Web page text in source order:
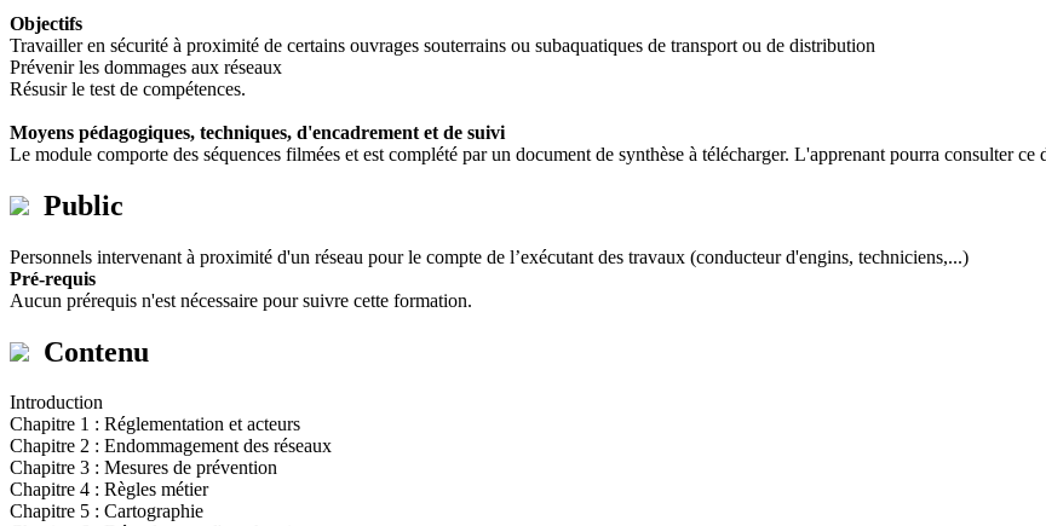
Objectifs
Travailler en sécurité à proximité de certains ouvrages souterrains ou subaquatiques de transport ou de distribution
Prévenir les dommages aux réseaux
Résusir le test de compétences.
Moyens pédagogiques, techniques, d'encadrement et de suivi
Le module comporte des séquences filmées et est complété par un document de synthèse à télécharger. L'apprenant pourra consulter ce
Public
Personnels intervenant à proximité d'un réseau pour le compte de l’exécutant des travaux (conducteur d'engins, techniciens,...)
Pré-requis
Aucun prérequis n'est nécessaire pour suivre cette formation.
Contenu
Introduction
Chapitre 1 : Réglementation et acteurs
Chapitre 2 : Endommagement des réseaux
Chapitre 3 : Mesures de prévention
Chapitre 4 : Règles métier
Chapitre 5 : Cartographie